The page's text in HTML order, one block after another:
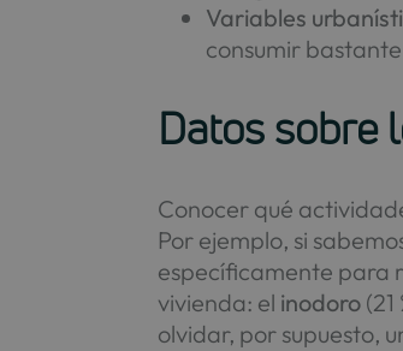
Variables
consumir
Datos sobre
Conocer qué
Por ejemplo, si
específicamente para
vivienda: el inodoro
olvidar, por supuesto,